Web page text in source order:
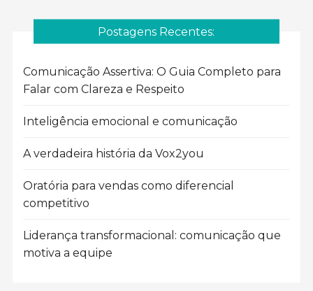
Postagens Recentes:
Comunicação Assertiva: O Guia Completo para
Falar com Clareza e Respeito
Inteligência emocional e comunicação
A verdadeira história da Vox2you
Oratória para vendas como diferencial
competitivo
Liderança transformacional: comunicação que
motiva a equipe